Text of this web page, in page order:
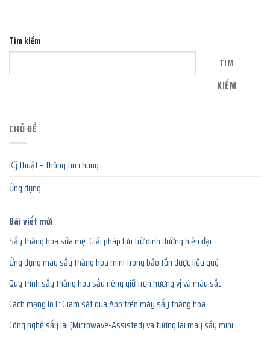
Tìm kiếm
TÌM
KIẾM
CHỦ ĐỀ
Kỹ thuật – thông tin chung
Ứng dụng
Bài viết mới
Sấy thăng hoa sữa mẹ: Giải pháp lưu trữ dinh dưỡng hiện đại
Ứng dụng máy sấy thăng hoa mini trong bảo tồn dược liệu quý
Quy trình sấy thăng hoa sầu riêng giữ trọn hương vị và màu sắc
Cách mạng IoT: Giám sát qua App trên máy sấy thăng hoa
Công nghệ sấy lai (Microwave-Assisted) và tương lai máy sấy mini